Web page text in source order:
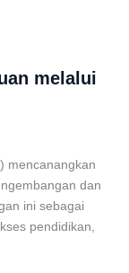
melalui
mencanangkan
dan
ini sebagai
pendidikan,